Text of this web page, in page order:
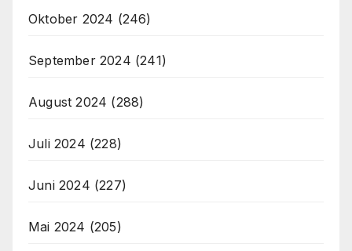
Oktober 2024 (246)
September 2024 (241)
August 2024 (288)
Juli 2024 (228)
Juni 2024 (227)
Mai 2024 (205)